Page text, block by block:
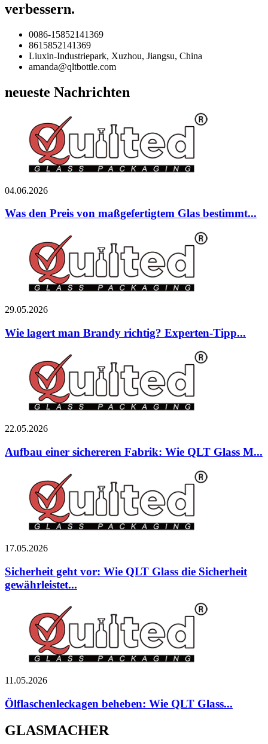
verbessern.
0086-15852141369
8615852141369
Liuxin-Industriepark, Xuzhou, Jiangsu, China
amanda@qltbottle.com
neueste Nachrichten
04.06.2026
Was den Preis von maßgefertigtem Glas bestimmt...
29.05.2026
Wie lagert man Brandy richtig? Experten-Tipp...
22.05.2026
Aufbau einer sichereren Fabrik: Wie QLT Glass M...
17.05.2026
Sicherheit geht vor: Wie QLT Glass die Sicherheit
gewährleistet...
11.05.2026
Ölflaschenleckagen beheben: Wie QLT Glass...
GLASMACHER